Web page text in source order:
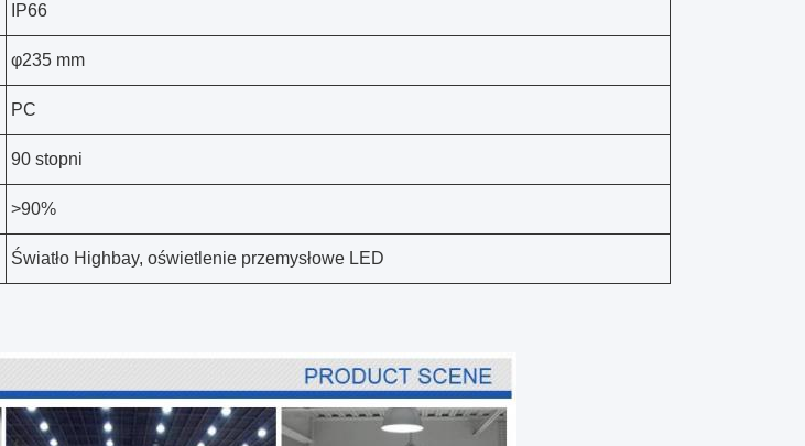
IP66
φ235 mm
PC
90 stopni
>90%
Światło Highbay, oświetlenie przemysłowe LED